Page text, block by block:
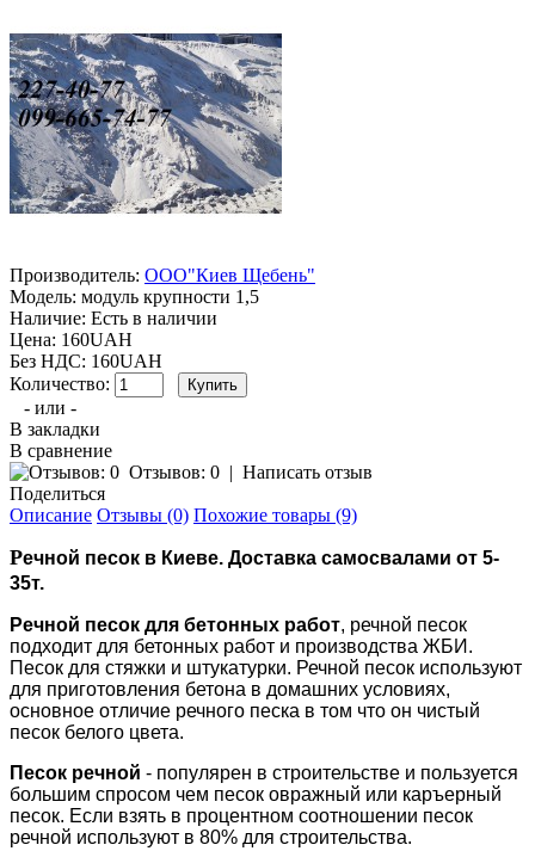
Производитель: ООО"Киев Щебень"
Модель: модуль крупности 1,5
Наличие: Есть в наличии
Цена: 160UAH
Без НДС: 160UAH
Количество:
- или -
В закладки
В сравнение
Отзывов: 0 | Написать отзыв
Поделиться
Описание Отзывы (0) Похожие товары (9)
Речной песок в Киеве. Доставка самосвалами от 5-
35т.
Речной песок для бетонных работ, речной песок
подходит для бетонных работ и производства ЖБИ.
Песок для стяжки и штукатурки. Речной песок используют
для приготовления бетона в домашних условиях,
основное отличие речного песка в том что он чистый
песок белого цвета.
Песок речной - популярен в строительстве и пользуется
большим спросом чем песок овражный или каръерный
песок. Если взять в процентном соотношении песок
речной используют в 80% для строительства.